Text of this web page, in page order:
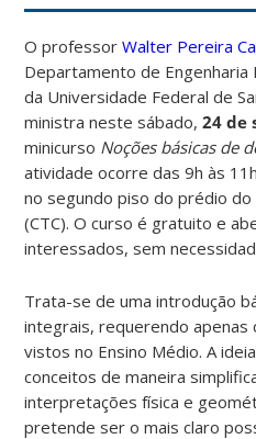
O professorWalter Pereira
Departamento de Engenharia
da Universidade Federal de
ministra neste sábado,24 de
minicurso Noções básicas de
atividade ocorredas 9h às
no segundo piso do prédio
(CTC). O curso é gratuito e
interessados, sem
Trata-se de uma introdução
integrais, requerendo apenas
vistos no Ensino Médio. A
conceitos de maneira
interpretações física e
pretende ser o mais claro